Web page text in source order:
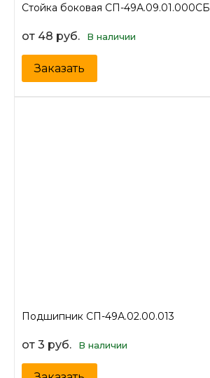
Стойка боковая СП-49А.09.01.000СБ
от 48 руб. В наличии
Заказать
Подшипник СП-49А.02.00.013
от 3 руб. В наличии